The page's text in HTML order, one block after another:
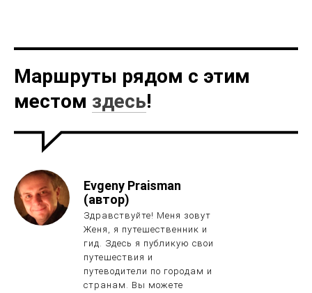
Маршруты рядом с этим
местом здесь!
Evgeny Praisman
(автор)
Здравствуйте! Меня зовут
Женя, я путешественник и
гид. Здесь я публикую свои
путешествия и
путеводители по городам и
странам. Вы можете